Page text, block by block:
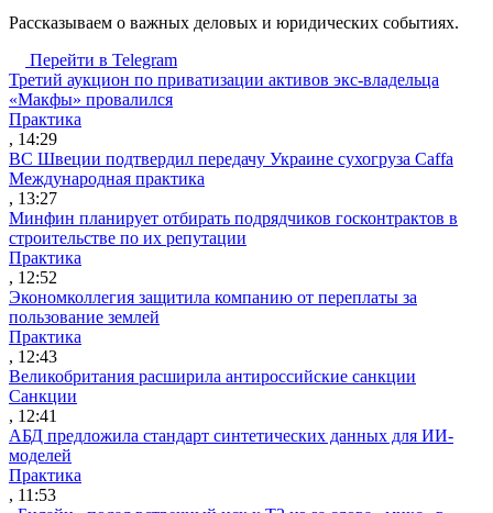
Рассказываем о важных деловых и юридических событиях.
Перейти в Telegram
Третий аукцион по приватизации активов экс-владельца
«Макфы» провалился
Практика
, 14:29
ВС Швеции подтвердил передачу Украине сухогруза Caffa
Международная практика
, 13:27
Минфин планирует отбирать подрядчиков госконтрактов в
строительстве по их репутации
Практика
, 12:52
Экономколлегия защитила компанию от переплаты за
пользование землей
Практика
, 12:43
Великобритания расширила антироссийские санкции
Санкции
, 12:41
АБД предложила стандарт синтетических данных для ИИ-
моделей
Практика
, 11:53